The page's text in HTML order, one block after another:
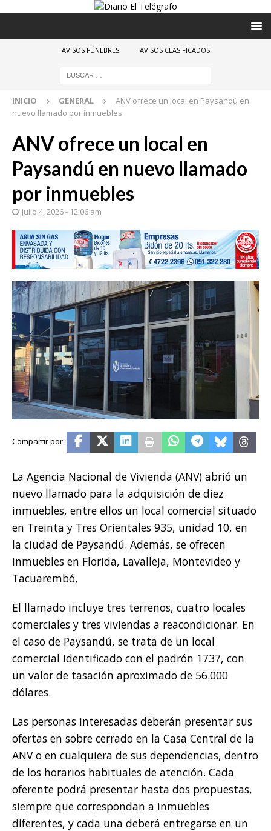
AVISOS FÚNEBRES AVISOS CLASIFICADOS
INICIO GENERAL
ANV ofrece un local en Paysandú en
nuevo llamado por inmuebles
ANV ofrece un local en
Paysandú en nuevo llamado
por inmuebles
julio 4, 2026 - 12:06 am
La Agencia Nacional de Vivienda (ANV) abrió un
nuevo llamado para la adquisición de diez
inmuebles, entre ellos un local comercial situado
en Treinta y Tres Orientales 935, unidad 10, en
la ciudad de Paysandú. Además, se ofrecen
inmuebles en Florida, Lavalleja, Montevideo y
Tacuarembó,
El llamado incluye tres terrenos, cuatro locales
comerciales y tres viviendas a reacondicionar. En
el caso de Paysandú, se trata de un local
comercial identificado con el padrón 1737, con
un valor de tasación aproximado de 56.000
dólares.
Las personas interesadas deberán presentar sus
ofertas en sobre cerrado en la Casa Central de la
ANV o en cualquiera de sus dependencias, dentro
de los horarios habituales de atención. Cada
oferente podrá presentar hasta dos propuestas,
siempre que correspondan a inmuebles
diferentes, y cada una deberá entregarse en un